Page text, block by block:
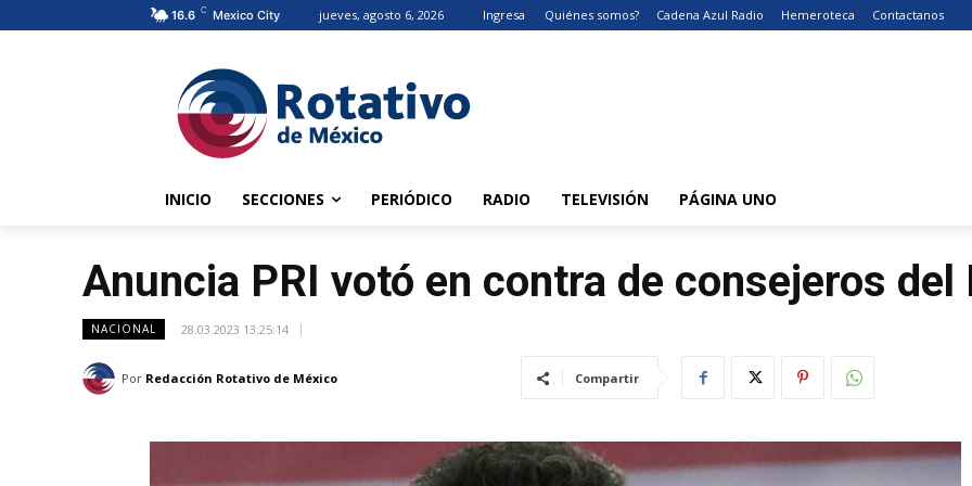
16.6 C Mexico City jueves, agosto 6, 2026 Ingresa Quiénes somos? Cadena Azul Radio Hemeroteca Contactanos
INICIO SECCIONES PERIÓDICO RADIO TELEVISIÓN PÁGINA UNO
Anuncia PRI votó en contra de consejeros del
NACIONAL 28.03.2023 13:25:14
Por Redacción Rotativo de México Compartir